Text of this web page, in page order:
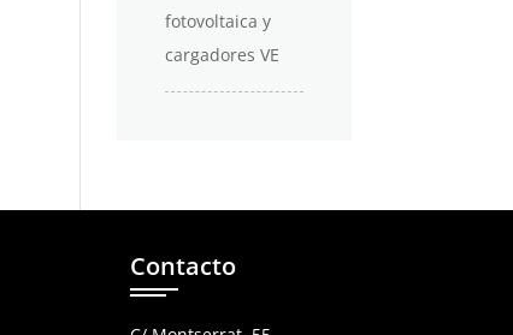
fotovoltaica y
cargadores VE
Contacto